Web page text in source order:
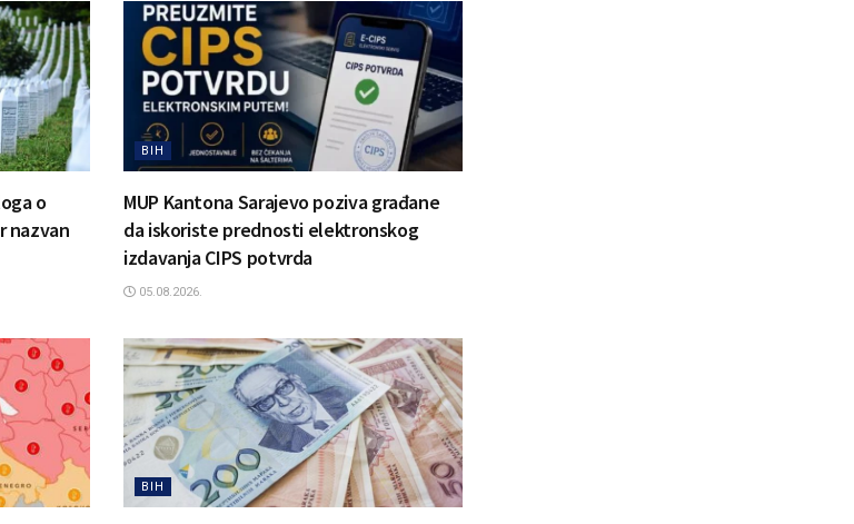
o
nazvan
BIH
MUP Kantona Sarajevo poziva građane
da iskoriste prednosti elektronskog
izdavanja CIPS potvrda
05.08.2026.
BIH